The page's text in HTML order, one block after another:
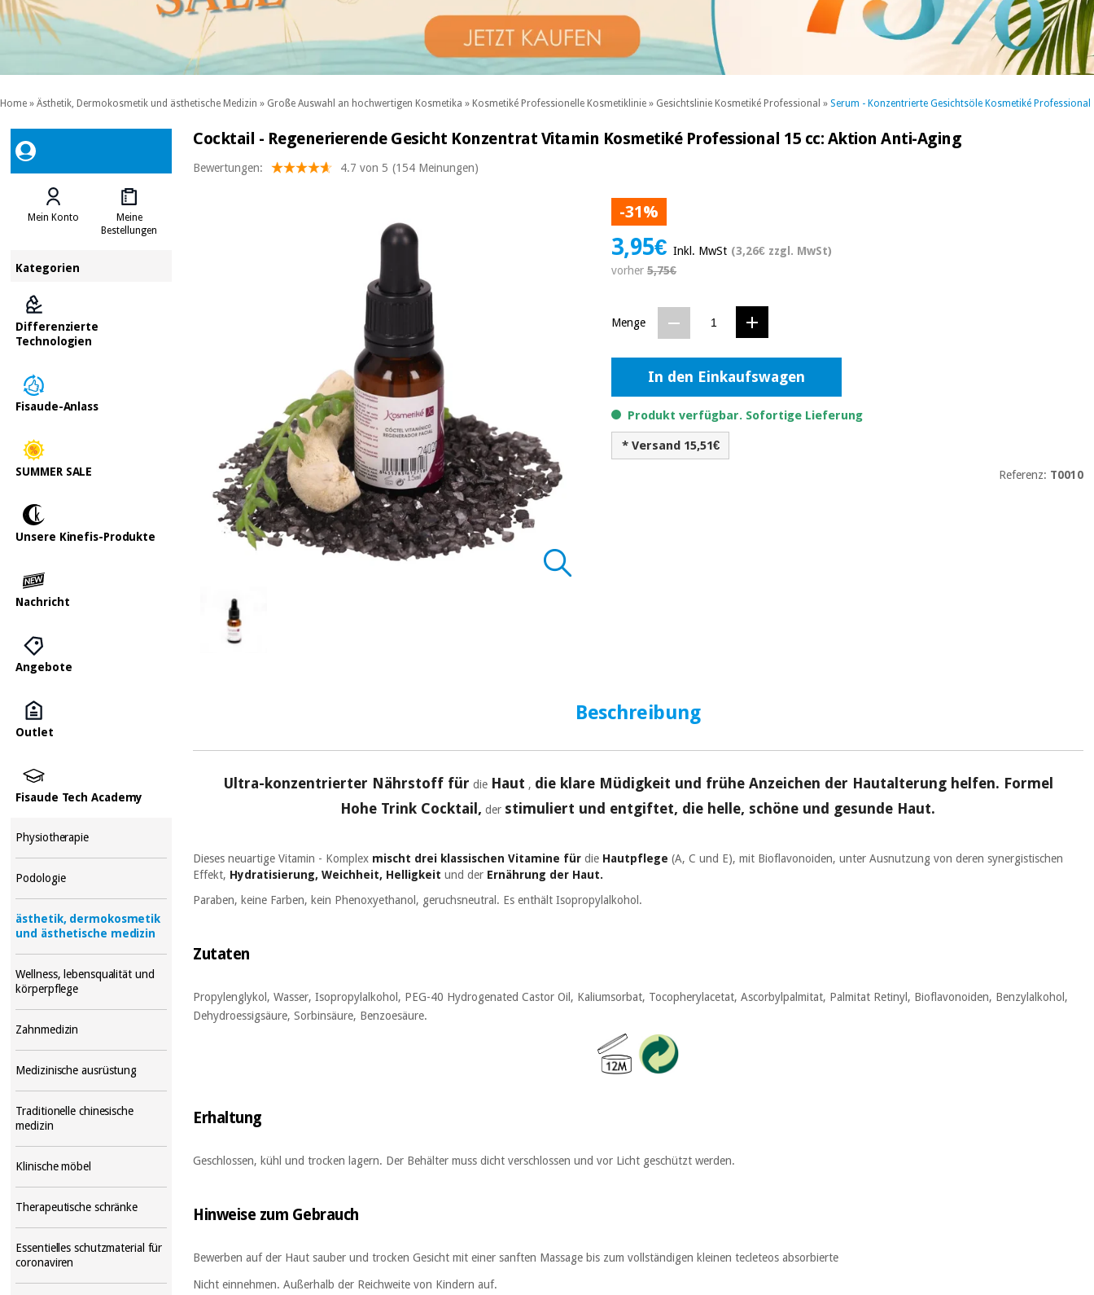
Home » Ästhetik, Dermokosmetik und ästhetische Medizin » Große Auswahl an hochwertigen Kosmetika » Kosmetiké Professionelle Kosmetiklinie » Gesichtslinie Kosmetiké Professional » Serum - Konzentrierte Gesichtsöle Kosmetiké Professional
Mein Konto
Meine
Bestellungen
Kategorien
Differenzierte
Technologien
Fisaude-Anlass
SUMMER SALE
Unsere Kinefis-Produkte
Nachricht
Angebote
Outlet
Fisaude Tech Academy
Physiotherapie
Podologie
ästhetik, dermokosmetik
und ästhetische medizin
Wellness, lebensqualität und
körperpflege
Zahnmedizin
Medizinische ausrüstung
Traditionelle chinesische
medizin
Klinische möbel
Therapeutische schränke
Essentielles schutzmaterial für
coronaviren
Cocktail - Regenerierende Gesicht Konzentrat Vitamin Kosmetiké Professional 15 cc: Aktion Anti-Aging
Bewertungen: 4.7 von 5 (154 Meinungen)
-31%
3,95€Inkl. MwSt (3,26€ zzgl. MwSt)
vorher5,75€
Menge
In den Einkaufswagen
Produkt verfügbar. Sofortige Lieferung
* Versand 15,51€
Referenz: T0010
Beschreibung
Ultra-konzentrierter Nährstoff für die Haut , die klare Müdigkeit und frühe Anzeichen der Hautalterung helfen. Formel
Hohe Trink Cocktail, der stimuliert und entgiftet, die helle, schöne und gesunde Haut.
Dieses neuartige Vitamin - Komplex mischt drei klassischen Vitamine für die Hautpflege (A, C und E), mit Bioflavonoiden, unter Ausnutzung vonderen synergistischen
Effekt, Hydratisierung, Weichheit, Helligkeit und der Ernährung der Haut.
Paraben, keine Farben, kein Phenoxyethanol, geruchsneutral. Es enthält Isopropylalkohol.
Zutaten
Propylenglykol, Wasser, Isopropylalkohol, PEG-40 Hydrogenated Castor Oil, Kaliumsorbat, Tocopherylacetat, Ascorbylpalmitat, Palmitat Retinyl, Bioflavonoiden, Benzylalkohol,
Dehydroessigsäure, Sorbinsäure, Benzoesäure.
Erhaltung
Geschlossen, kühl und trocken lagern. Der Behälter muss dicht verschlossen und vor Licht geschützt werden.
Hinweise zum Gebrauch
Bewerben auf der Haut sauber und trocken Gesicht mit einer sanften Massage bis zum vollständigen kleinen tecleteos absorbierte
Nicht einnehmen. Außerhalb der Reichweite von Kindern auf.